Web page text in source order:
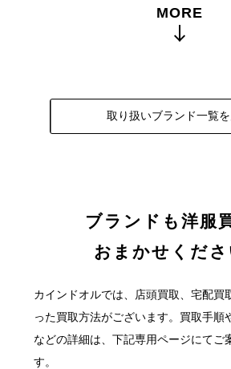
MORE
取り扱いブランド一覧
ブランドも洋服
おまかせくださ
カインドオルでは、店頭買取、宅配買
った買取方法がございます。 買取手順
などの詳細は、下記専用ページにてご
す。